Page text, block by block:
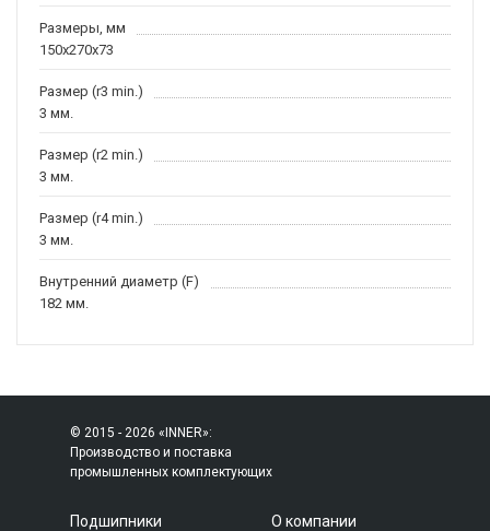
Размеры, мм
150x270x73
Размер (r3 min.)
3 мм.
Размер (r2 min.)
3 мм.
Размер (r4 min.)
3 мм.
Внутренний диаметр (F)
182 мм.
© 2015 - 2026 «INNER»:
Производство и поставка
промышленных комплектующих
Подшипники
О компании